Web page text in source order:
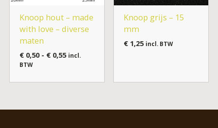
Knoop hout – made
with love – diverse
maten
€0,50 - €0,55 incl.
BTW
Knoop grijs – 15
mm
€1,25 incl. BTW